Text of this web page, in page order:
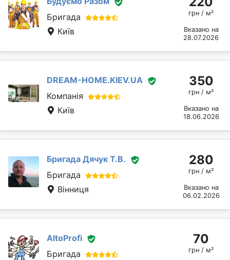
Бригада
Київ
грн / м²
Вказано на
28.07.2026
DREAM-HOME.KIEV.UA
Компанія
Київ
350
грн / м²
Вказано на
18.06.2026
Бригада Дячук Т.В.
Бригада
Вінниця
280
грн / м²
Вказано на
06.02.2026
AltoProfi
Бригада
70
грн / м²